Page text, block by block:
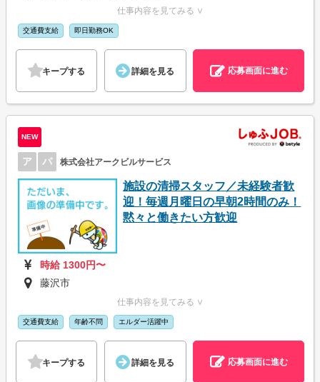
仕事内容を見てみる ∨
交通費支給 即日勤務OK
キープする 詳細を見る 応募画面に進む
NEW
ア パ 株式会社アークビルサービス
施設の清掃スタッフ／未経験者歓
迎！毎週月曜日の早朝2時間のみ！
黙々と働きたい方歓迎
時給 1300円〜
藤沢市
仕事内容を見てみる ∨
交通費支給 年齢不問 エルダー活躍中
キープする 詳細を見る 応募画面に進む